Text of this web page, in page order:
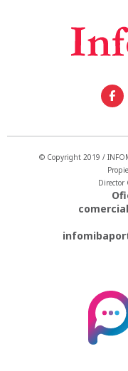
© Copyright 2019 /
Director